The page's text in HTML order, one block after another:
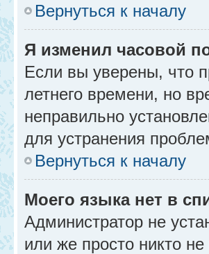
Вернуться к началу
Я изменил часовой
Если вы уверены, что
летнего времени, но
неправильно
для устранения
Вернуться к началу
Моего языка нет в
Администратор не
или же просто никто